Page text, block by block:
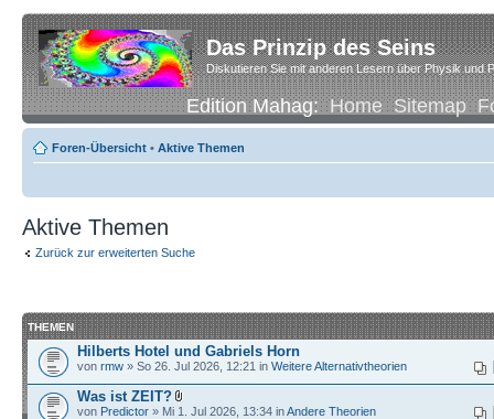
Das Prinzip des Seins
Diskutieren Sie mit anderen Lesern über Physik und
Edition Mahag:Home Sitemap
Foren-Übersicht • Aktive Themen
Aktive Themen
Zurück zur erweiterten Suche
THEMEN
Hilberts Hotel und Gabriels Horn
von rmw » So 26. Jul 2026, 12:21 in Weitere Alternativtheorien
Was ist ZEIT?
von Predictor » Mi 1. Jul 2026, 13:34 inAndere Theorien